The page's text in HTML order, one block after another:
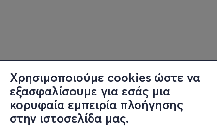
Χρησιμοποιούμε cookies ώστε να
εξασφαλίσουμε για εσάς μια
κορυφαία εμπειρία πλοήγησης
στην ιστοσελίδα μας.